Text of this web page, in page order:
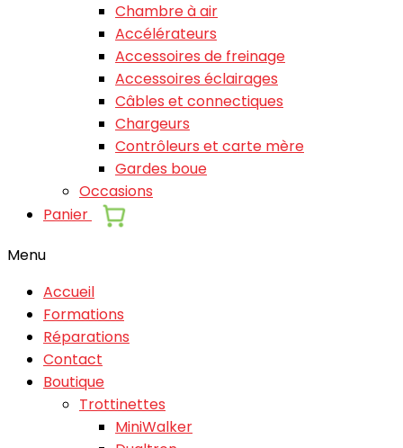
Chambre à air
Accélérateurs
Accessoires de freinage
Accessoires éclairages
Câbles et connectiques
Chargeurs
Contrôleurs et carte mère
Gardes boue
Occasions
Panier
Menu
Accueil
Formations
Réparations
Contact
Boutique
Trottinettes
MiniWalker